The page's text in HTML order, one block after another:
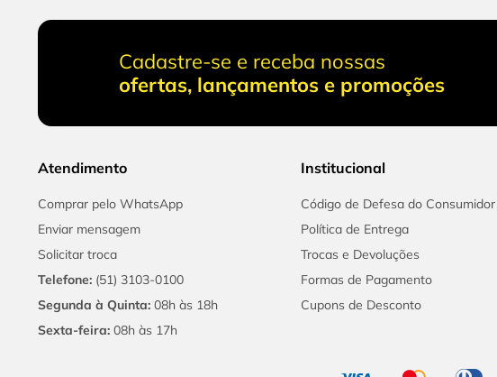
Cadastre-se e receba nossas
ofertas, lançamentos e promoções
Atendimento
Comprar pelo WhatsApp
Enviar mensagem
Solicitar troca
Telefone: (51) 3103-0100
Segunda à Quinta: 08h às 18h
Sexta-feira: 08h às 17h
Institucional
Código de Defesa do Consumidor
Política de Entrega
Trocas e Devoluções
Formas de Pagamento
Cupons de Desconto